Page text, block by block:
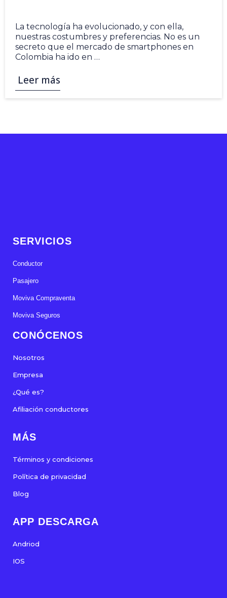
La tecnología ha evolucionado, y con ella,
nuestras costumbres y preferencias. No es un
secreto que el mercado de smartphones en
Colombia ha ido en …
Leer más
SERVICIOS
Conductor
Pasajero
Moviva Compraventa
Moviva Seguros
CONÓCENOS
Nosotros
Empresa
¿Qué es?
Afiliación conductores
MÁS
Términos y condiciones
Política de privacidad
Blog
APP DESCARGA
Andriod
IOS